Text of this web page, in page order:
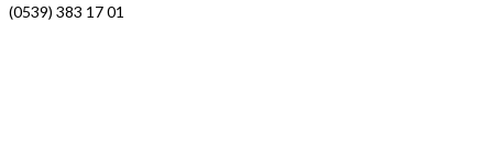
(0539) 383 17 01